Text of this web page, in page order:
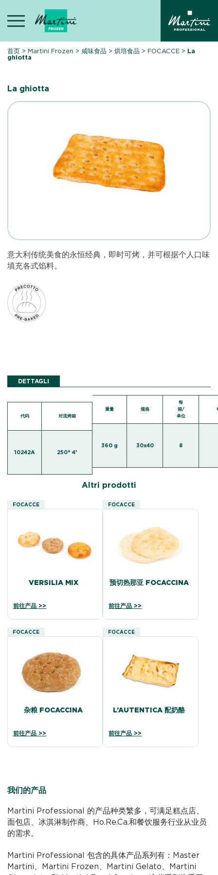
content
首页 >Martini Frozen > 咸味食品 >烘培食品 >FOCACCE > La
ghiotta
La ghiotta
意大利传统美食的永恒经典，即时可烤，并可根据个人口味
填充各式馅料。
DETTAGLI
代码 对流烤箱
10242A 250° 4'
重量 规格
每
箱/
单位
360 g 30x40 8
Altri prodotti
FOCACCE
VERSILIA MIX
前往产品 >>
FOCACCE
预切热那亚 FOCACCINA
前往产品 >>
FOCACCE
杂粮 FOCACCINA
前往产品 >>
FOCACCE
L’AUTENTICA 配奶酪
前往产品 >>
我们的产品
Martini Professional 的产品种类繁多，可满足糕点店、
面包店、冰淇淋制作商、Ho.Re.Ca.和餐饮服务行业从业员
的需求。
Martini Professional 包含的具体产品系列有：Master
Martini、Martini Frozen、Martini Gelato、Martini